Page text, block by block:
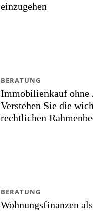
einzugehen
Immobilienkauf ohne
Verstehen Sie die
rechtlichen
BERATUNG
Wohnungsfinanzen als
BERATUNG